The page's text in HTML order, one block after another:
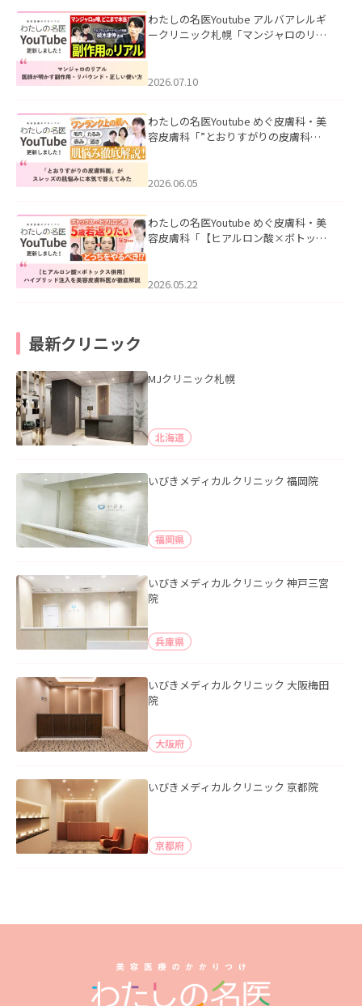
わたしの名医Youtube アルバアレルギ
ークリニック札幌「マンジャロのリア
た。
2026.07.10
わたしの名医Youtube めぐ皮膚科・美
容皮膚科「”とおりすがりの皮膚科
2026.06.05
わたしの名医Youtube めぐ皮膚科・美
容皮膚科「【ヒアルロン酸×ボトック
た。
2026.05.22
最新クリニック
MJクリニック札幌
北海道
いびきメディカルクリニック 福岡院
福岡県
いびきメディカルクリニック 神戸三宮
院
兵庫県
いびきメディカルクリニック 大阪梅田
院
大阪府
いびきメディカルクリニック 京都院
京都府